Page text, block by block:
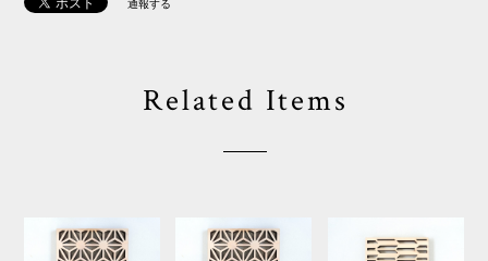
通報する
Related Items